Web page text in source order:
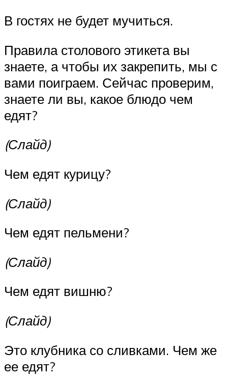
В гостях не будет мучиться.
Правила столового этикета вы
знаете, а чтобы их закрепить, мы с
вами поиграем. Сейчас проверим,
знаете ли вы, какое блюдо чем
едят?
(Слайд)
Чем едят курицу?
(Слайд)
Чем едят пельмени?
(Слайд)
Чем едят вишню?
(Слайд)
Это клубника со сливками. Чем же
ее едят?